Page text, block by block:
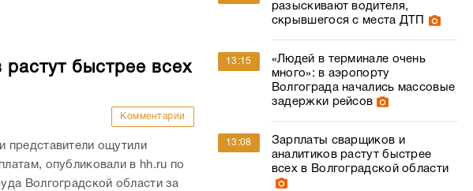
быстрее всех
Комментарии
представители ощутили
опубликовали в hh.ru по
Волгоградской области за
разыскивают водителя,
скрывшегося с места ДТП
13:15
«Людей в терминале очень
много»: в аэропорту
Волгограда начались массовые
задержки рейсов
13:08
Зарплаты сварщиков и
аналитиков растут быстрее
всех в Волгоградской области